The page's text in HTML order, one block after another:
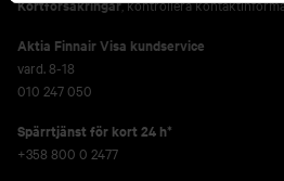
Kortförsäkringar, kontrollera
Aktia Finnair Visa kundservice
vard. 8-18
010 247 050
Spärrtjänst för kort 24 h*
+358 800 0 2477